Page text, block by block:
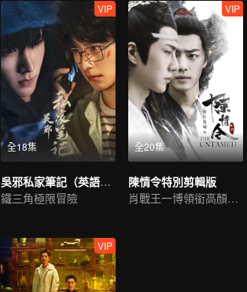
全18集
VIP
吳邪私家筆記（英語版）
鐵三角極限冒險
全20集
VIP
陳情令特別剪輯版
肖戰王一博領銜高顏值陣容
VIP